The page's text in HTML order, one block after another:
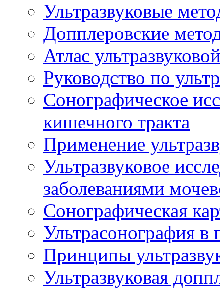
Ультразвуковые
Допплеровские
Атлас
Руководство по
Сонографическое
кишечного тракта
Применение
Ультразвуковое
заболеваниями
Сонографическая
Ультрасонография в
Принципы
Ультразвуковая